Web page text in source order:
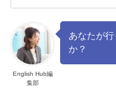
English Hub編
集部
あなたが
か？